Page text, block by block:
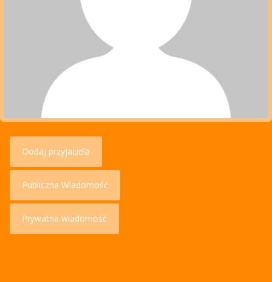
Dodaj przyjaciela
Publiczna Wiadomość
Prywatna wiadomość